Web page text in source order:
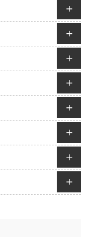
+
+
+
+
+
+
+
+